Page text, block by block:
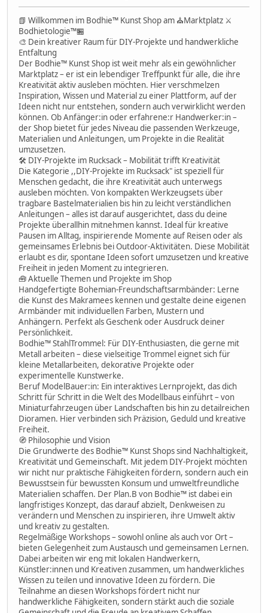
📗 Willkommen im Bodhie™ Kunst Shop am ⛪Marktplatz ⚔
Bodhietologie™🏪
🎨 Dein kreativer Raum für DIY-Projekte und handwerkliche
Entfaltung
Der Bodhie™ Kunst Shop ist weit mehr als ein gewöhnlicher
Marktplatz – er ist ein lebendiger Treffpunkt für alle, die ihre
Kreativität aktiv ausleben möchten. Hier verschmelzen
Inspiration, Wissen und Material zu einer Plattform, auf der
Ideen nicht nur entstehen, sondern auch verwirklicht werden
können. Ob Anfänger:in oder erfahrene:r Handwerker:in –
der Shop bietet für jedes Niveau die passenden Werkzeuge,
Materialien und Anleitungen, um Projekte in die Realität
umzusetzen.
🛠 DIY-Projekte im Rucksack – Mobilität trifft Kreativität
Die Kategorie ,,DIY-Projekte im Rucksack" ist speziell für
Menschen gedacht, die ihre Kreativität auch unterwegs
ausleben möchten. Von kompakten Werkzeugsets über
tragbare Bastelmaterialien bis hin zu leicht verständlichen
Anleitungen – alles ist darauf ausgerichtet, dass du deine
Projekte überallhin mitnehmen kannst. Ideal für kreative
Pausen im Alltag, inspirierende Momente auf Reisen oder als
gemeinsames Erlebnis bei Outdoor-Aktivitäten. Diese Mobilität
erlaubt es dir, spontane Ideen sofort umzusetzen und kreative
Freiheit in jeden Moment zu integrieren.
🧰 Aktuelle Themen und Projekte im Shop
Handgefertigte Bohemian-Freundschaftsarmbänder: Lerne
die Kunst des Makramees kennen und gestalte deine eigenen
Armbänder mit individuellen Farben, Mustern und
Anhängern. Perfekt als Geschenk oder Ausdruck deiner
Persönlichkeit.
Bodhie™ StahlTrommel: Für DIY-Enthusiasten, die gerne mit
Metall arbeiten – diese vielseitige Trommel eignet sich für
kleine Metallarbeiten, dekorative Projekte oder
experimentelle Kunstwerke.
Beruf ModelBauer:in: Ein interaktives Lernprojekt, das dich
Schritt für Schritt in die Welt des Modellbaus einführt – von
Miniaturfahrzeugen über Landschaften bis hin zu detailreichen
Dioramen. Hier verbinden sich Präzision, Geduld und kreative
Freiheit.
🧭 Philosophie und Vision
Die Grundwerte des Bodhie™ Kunst Shops sind Nachhaltigkeit,
Kreativität und Gemeinschaft. Mit jedem DIY-Projekt möchten
wir nicht nur praktische Fähigkeiten fördern, sondern auch ein
Bewusstsein für bewussten Konsum und umweltfreundliche
Materialien schaffen. Der Plan.B von Bodhie™ ist dabei ein
langfristiges Konzept, das darauf abzielt, Denkweisen zu
verändern und Menschen zu inspirieren, ihre Umwelt aktiv
und kreativ zu gestalten.
Regelmäßige Workshops – sowohl online als auch vor Ort –
bieten Gelegenheit zum Austausch und gemeinsamen Lernen.
Dabei arbeiten wir eng mit lokalen Handwerkern,
Künstler:innen und Kreativen zusammen, um handwerkliches
Wissen zu teilen und innovative Ideen zu fördern. Die
Teilnahme an diesen Workshops fördert nicht nur
handwerkliche Fähigkeiten, sondern stärkt auch die soziale